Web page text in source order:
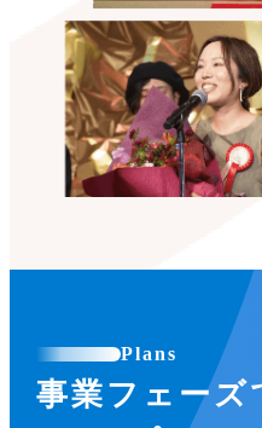
Plans
事業フェーズ